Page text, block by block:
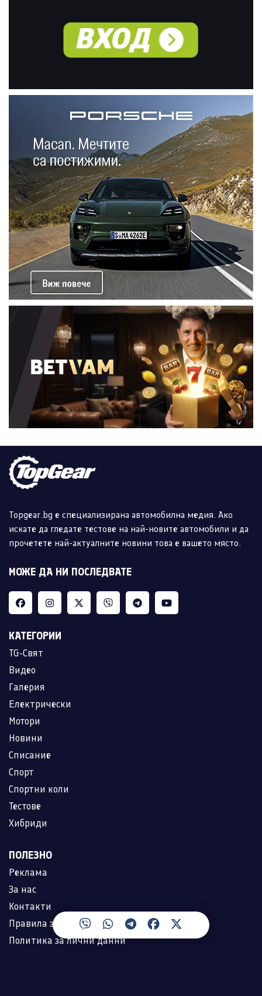
Topgear.bg е специализирана автомобилна медия. Ако
искате да гледате тестове на най-новите автомобили и да
прочетете най-актуалните новини това е вашето място.
МОЖЕ ДА НИ ПОСЛЕДВАТЕ
КАТЕГОРИИ
TG-Свят
Видео
Галерия
Електрически
Мотори
Новини
Списание
Спорт
Спортни коли
Тестове
Хибриди
ПОЛЕЗНО
Реклама
За нас
Контакти
Правила за ползване
Политика за лични данни